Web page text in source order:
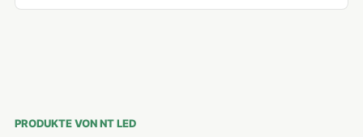
PRODUKTE VON NT LED